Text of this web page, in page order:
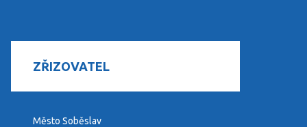
ZŘIZOVATEL
Město Soběslav